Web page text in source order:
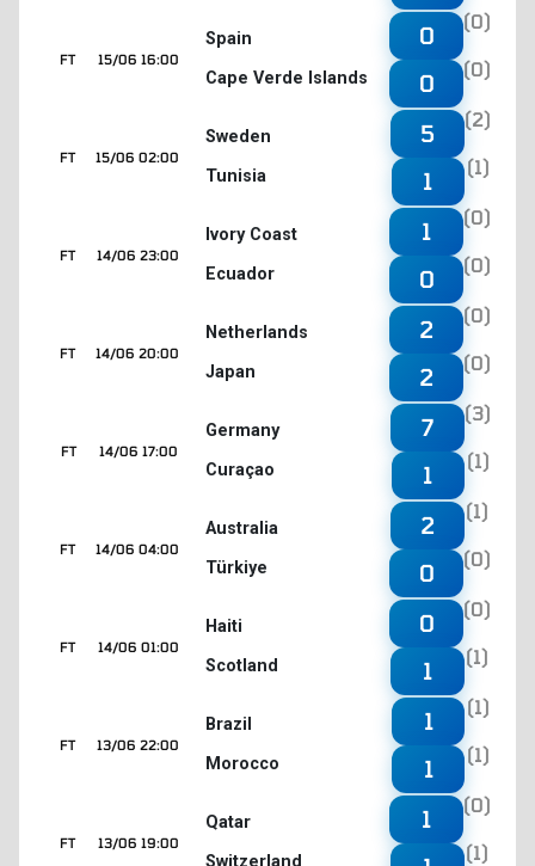
15/06 16:00
FT
Spain
Cape Verde Islands
0
(0)
0
(0)
15/06 02:00
FT
Sweden
Tunisia
5
(2)
1
(1)
14/06 23:00
FT
Ivory Coast
Ecuador
1
(0)
0
(0)
14/06 20:00
FT
Netherlands
Japan
2
(0)
2
(0)
14/06 17:00
FT
Germany
Curaçao
7
(3)
1
(1)
14/06 04:00
FT
Australia
Türkiye
2
(1)
0
(0)
14/06 01:00
FT
Haiti
Scotland
0
(0)
1
(1)
13/06 22:00
FT
Brazil
Morocco
1
(1)
1
(1)
13/06 19:00
FT
Qatar
Switzerland
1
(0)
(1)